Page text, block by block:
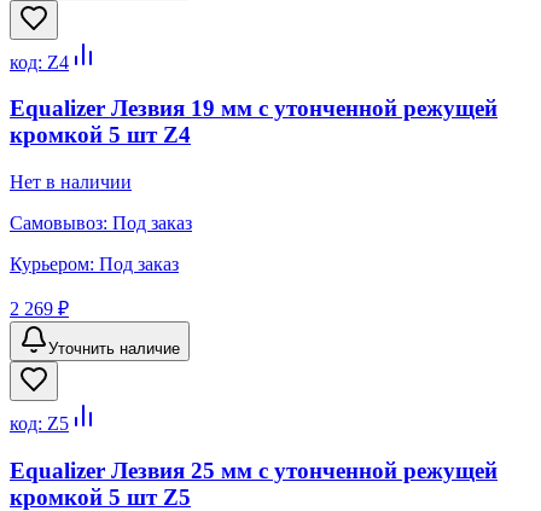
код: Z4
Equalizer Лезвия 19 мм с утонченной режущей
кромкой 5 шт Z4
Нет в наличии
Самовывоз: Под заказ
Курьером: Под заказ
2 269 ₽
Уточнить наличие
код: Z5
Equalizer Лезвия 25 мм с утонченной режущей
кромкой 5 шт Z5